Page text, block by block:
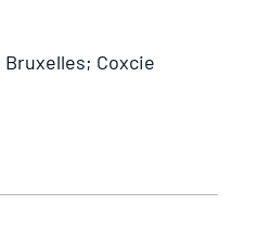
Bruxelles; Coxcie